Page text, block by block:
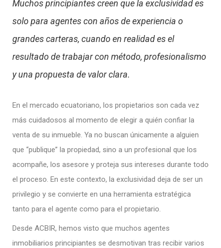
Muchos principiantes creen que la exclusividad es
solo para agentes con años de experiencia o
grandes carteras, cuando en realidad es el
resultado de trabajar con método, profesionalismo
y una propuesta de valor clara.
En el mercado ecuatoriano, los propietarios son cada vez
más cuidadosos al momento de elegir a quién confiar la
venta de su inmueble. Ya no buscan únicamente a alguien
que “publique” la propiedad, sino a un profesional que los
acompañe, los asesore y proteja sus intereses durante todo
el proceso. En este contexto, la exclusividad deja de ser un
privilegio y se convierte en una herramienta estratégica
tanto para el agente como para el propietario.
Desde ACBIR, hemos visto que muchos agentes
inmobiliarios principiantes se desmotivan tras recibir varios